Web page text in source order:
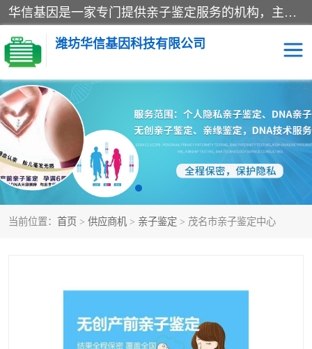
华信基因是一家专门提供亲子鉴定服务的机构，主要业务：济南亲子鉴定、临沂亲子鉴定、菏泽亲子鉴定、淄博亲子鉴定、青岛亲子鉴定、日照亲子鉴定、临朐亲子鉴定、寿光亲子鉴定等，联合广州、上海、北京、深圳、杭州、武汉、成都、合肥、贵阳、沈阳等地区有法医物证鉴定机构及基因检测公司，为国内外客户提供便捷的DNA鉴定服务。
潍坊华信基因科技有限公司
当前位置： 首页 > 供应商机 > 亲子鉴定 > 茂名市亲子鉴定中心
亲子鉴定 DNA亲子鉴定
隐私亲子鉴定 无创亲子鉴定
孕期亲子鉴定